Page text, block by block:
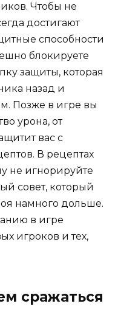
Чтобы не
достигают
способности
блокируете
защиты, которая
назад и
Позже в игре вы
урона, от
вас с
В рецептах
не игнорируйте
совет, который
намного дольше.
сражаться